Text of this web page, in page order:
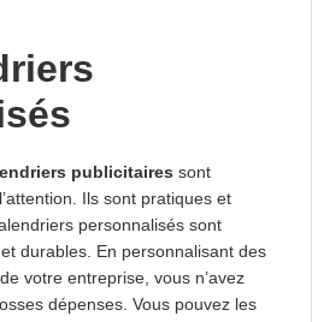
publicitaires sont
Ils sont pratiques et
personnalisés sont
durables. En personnalisant des
votre entreprise, vous n’avez
dépenses. Vous pouvez les